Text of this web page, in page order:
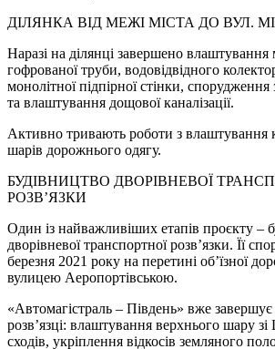
ДІЛЯНКА ВІД МЕЖІ МІСТА ДО ВУЛ.
Наразі на ділянці завершено влаштування
гофрованої труби, водовідвідного
монолітної підпірної стінки,
та влаштування дощової каналізації.
Активно тривають роботи з влаштування
шарів дорожнього одягу.
БУДІВНИЦТВО ДВОРІВНЕВОЇ
РОЗВ’ЯЗКИ
Один із найважливіших етапів проєкту –
дворівневої транспортної розв’язки. Її
березня 2021 року на перетині об’їзної
вулицею Аеропортівською.
«Автомагістраль – Південь» вже
розв’язці: влаштування верхнього шару
сходів, укріплення відкосів земляного